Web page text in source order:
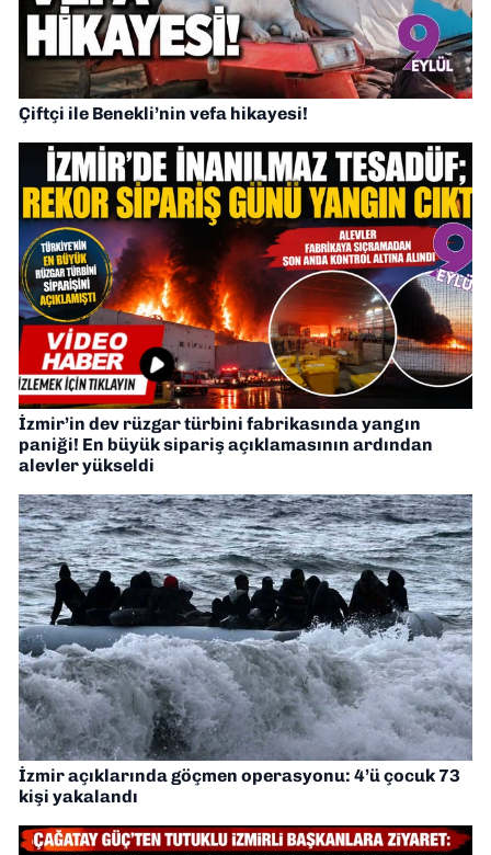
Çiftçi ile Benekli’nin vefa hikayesi!
İzmir’in dev rüzgar türbini fabrikasında yangın
paniği! En büyük sipariş açıklamasının ardından
alevler yükseldi
İzmir açıklarında göçmen operasyonu: 4’ü çocuk 73
kişi yakalandı